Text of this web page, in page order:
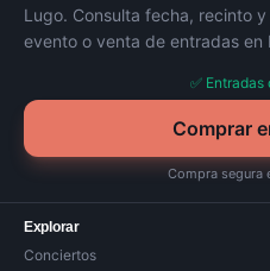
Lugo. Consulta fecha, recinto
evento o venta de entradas en
✅
Comprar
Compra segura
Explorar
Conciertos